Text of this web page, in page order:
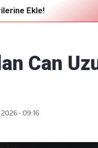
Ekle!
Can
2026 - 09:16